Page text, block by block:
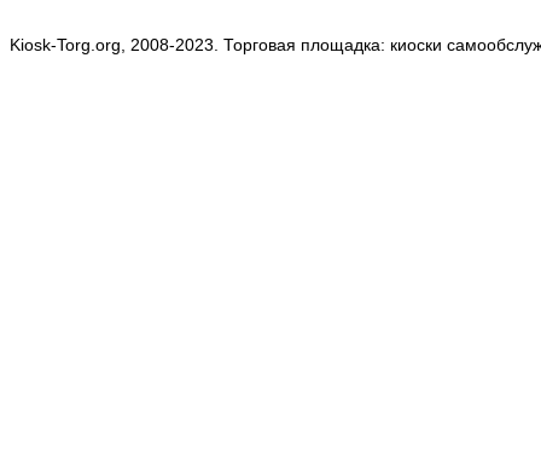
Kiosk-Torg.org, 2008-2023. Торговая площадка: киоски